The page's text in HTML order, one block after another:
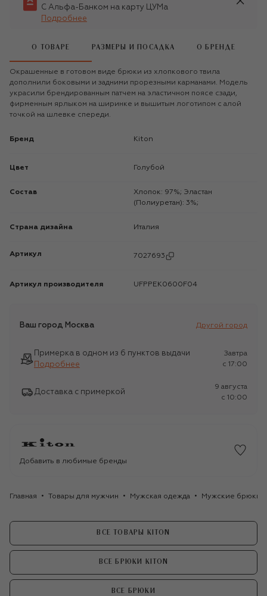
С Альфа-Банком на карту ЦУМа
Подробнее
О ТОВАРЕ РАЗМЕРЫ И ПОСАДКА О БРЕНДЕ
Окрашенные в готовом виде брюки из хлопкового твила
дополнили боковыми и задними прорезными карманами. Модель
украсили брендированным патчем на эластичном поясе сзади,
фирменным ярлыком на ширинке и вышитым логотипом с алой
точкой на шлевке спереди.
Бренд Kiton
Цвет Голубой
Состав
Хлопок: 97%; Эластан
(Полиуретан): 3%;
Страна дизайна Италия
Артикул 7027693
Артикул производителя UFPPEK0600F04
Ваш город Москва Другой город
Примерка в одном из 6 пунктов выдачи
Подробнее
Завтра
c 17:00
Доставка с примеркой
9 августа
c 10:00
Добавить в любимые бренды
Главная Товары для мужчин Мужская одежда Мужские брюки
ВСЕ ТОВАРЫ KITON
ВСЕ БРЮКИ KITON
ВСЕ БРЮКИ